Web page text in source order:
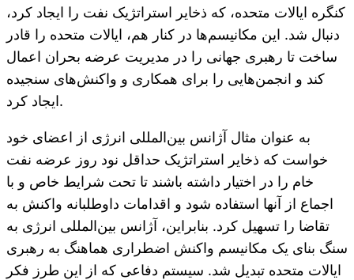
کنگره ایالات متحده، که ذخایر استراتژیک نفت را ایجاد کرد،
دنبال شد. این مکانیسم‌ها در کنار هم، ایالات متحده را قادر
ساخت تا رهبری جهانی را در مدیریت عرضه بحران اعمال
کند و انجمن‌هایی را برای همکاری و واکنش‌های سنجیده
ایجاد کرد.
به عنوان مثال آژانس بین‌المللی انرژی از اعضای خود
خواست که ذخایر استراتژیک حداقل نود روز عرضه نفت
خام را در اختیار داشته باشند تا تحت شرایط خاص و با
اجماع از آنها استفاده شود و اقدامات داوطلبانه واکنش به
تقاضا را تسهیل کرد. بنابراین، آژانس بین‌المللی انرژی به
سنگ بنای یک مکانیسم واکنش اضطراری هماهنگ به رهبری
ایالات متحده تبدیل شد. سیستم دفاعی که از این طرز فکر